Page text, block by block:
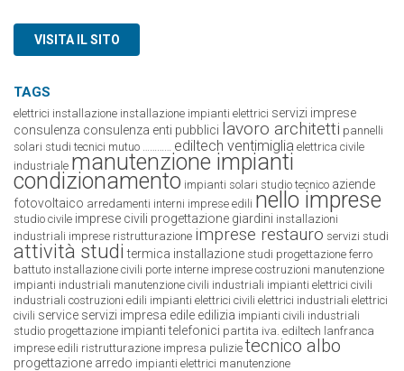
VISITA IL SITO
TAGS
elettrici installazione installazione impianti elettrici servizi imprese
consulenza consulenza enti pubblici lavoro architetti pannelli
solari studi tecnici mutuo ………… ediltech ventimiglia elettrica civile
industriale manutenzione impianti
condizionamento impianti solari studio tecnico aziende
fotovoltaico arredamenti interni imprese edili nello imprese
studio civile imprese civili progettazione giardini installazioni
industriali imprese ristrutturazione imprese restauro servizi studi
attività studi termica installazione studi progettazione ferro
battuto installazione civili porte interne imprese costruzioni manutenzione
impianti industriali manutenzione civili industriali impianti elettrici civili
industriali costruzioni edili impianti elettrici civili elettrici industriali elettrici
civili service servizi impresa edile edilizia impianti civili industriali
studio progettazione impianti telefonici partita iva. ediltech lanfranca
imprese edili ristrutturazione impresa pulizie tecnico albo
progettazione arredo impianti elettrici manutenzione